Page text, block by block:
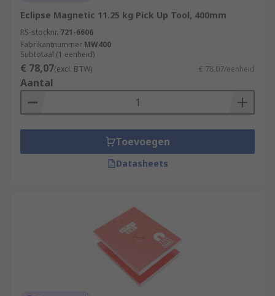
Eclipse Magnetic 11.25 kg Pick Up Tool, 400mm
RS-stocknr. 721-6606
Fabrikantnummer MW400
Subtotaal (1 eenheid)
€ 78,07(excl. BTW) € 78,07/eenheid
Aantal
Toevoegen
Datasheets